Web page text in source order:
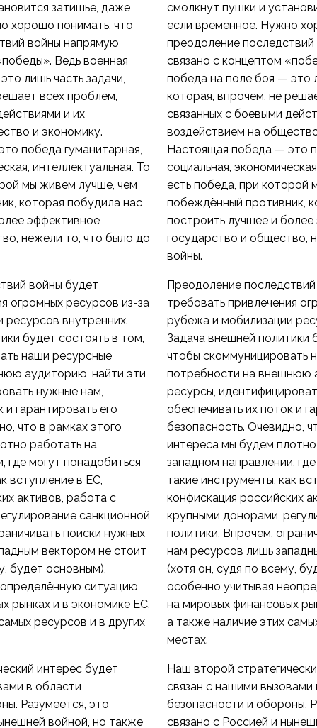
затишье, даже
хорошо понимать, что
войны напрямую
Ведь военная
лишь часть задачи,
всех проблем,
и их
и экономику.
победа гуманитарная,
интеллектуальная. То
мы живем лучше, чем
которая побудила нас
эффективное
нежели то, что было до
войны будет
огромных ресурсов из-за
внутренних.
будет состоять в том,
наши ресурсные
аудиторию, найти эти
нужные нам,
и гарантировать его
что в рамках этого
работать на
где могут понадобиться
вступление в ЕС,
активов, работа с
санкционной
поиски нужных
вектором не стоит
будет основным),
ситуацию
рынках и в экономике ЕС,
ресурсов и в других
интерес будет
в области
Разумеется, это
войной, но также
смолкнут пушки и
если временное. Нужно
преодоление
связано с концептом
победа на поле боя — это
которая, впрочем, не
связанных с боевыми
воздействием на
Настоящая победа — это
социальная,
есть победа, при которой
побеждённый противник,
построить лучшее и
государство и общество,
войны.
Преодоление
требовать привлечения
рубежа и мобилизации
Задача внешней политики
чтобы скоммуницировать
потребности на внешнюю
ресурсы,
обеспечивать их поток и
безопасность. Очевидно,
интереса мы будем
западном направлении,
такие инструменты, как
конфискация российских
крупными донорами,
политики. Впрочем,
нам ресурсов лишь
(хотя он, судя по всему,
особенно учитывая
на мировых финансовых
а также наличие этих
местах.
Наш второй
связан с нашими вызовами
безопасности и обороны.
связано с Россией и